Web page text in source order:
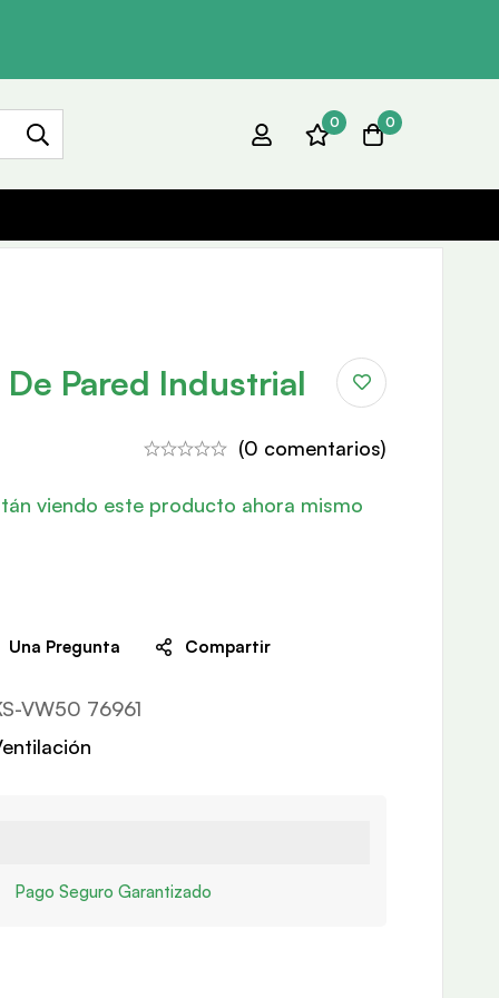
0 0
Pared Industrial
(0 comentarios)
viendo este producto ahora mismo
Una Pregunta Compartir
VW50 76961
Pago Seguro Garantizado